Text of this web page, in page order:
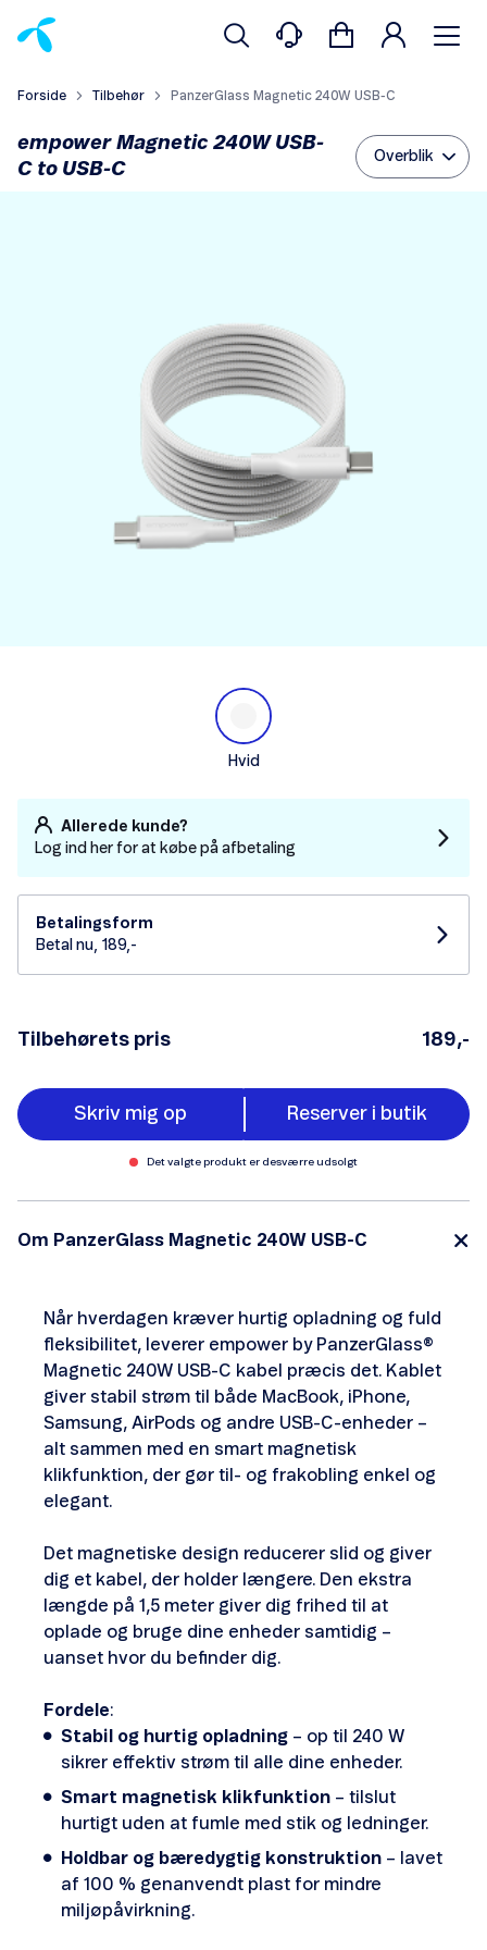
Forside Tilbehør PanzerGlass Magnetic 240W USB-C
empower Magnetic 240W USB-
C to USB-C
Overblik
Hvid
Allerede kunde?
Log ind her for at købe på afbetaling
Betalingsform
Betal nu, 189,-
Tilbehørets pris 189,-
Skriv mig op Reserver i butik
Det valgte produkt er desværre udsolgt
Om PanzerGlass Magnetic 240W USB-C
Når hverdagen kræver hurtig opladning og fuld
fleksibilitet, leverer empower by PanzerGlass®
Magnetic 240W USB-C kabel præcis det. Kablet
giver stabil strøm til både MacBook, iPhone,
Samsung, AirPods og andre USB-C-enheder –
alt sammen med en smart magnetisk
klikfunktion, der gør til- og frakobling enkel og
elegant.
Det magnetiske design reducerer slid og giver
dig et kabel, der holder længere. Den ekstra
længde på 1,5 meter giver dig frihed til at
oplade og bruge dine enheder samtidig –
uanset hvor du befinder dig.
Fordele:
Stabil og hurtig opladning – op til 240 W
sikrer effektiv strøm til alle dine enheder.
Smart magnetisk klikfunktion – tilslut
hurtigt uden at fumle med stik og ledninger.
Holdbar og bæredygtig konstruktion – lavet
af 100 % genanvendt plast for mindre
miljøpåvirkning.